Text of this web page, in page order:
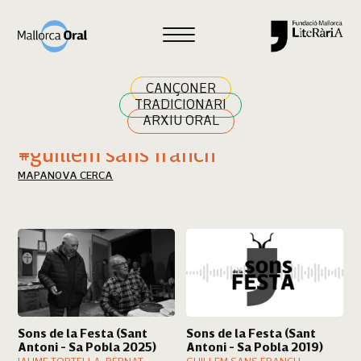
CANÇONER
TRADICIONARI
ARXIU ORAL
Cercar
Resultats cerca
#guillem sans franch
MAPA NOVA CERCA
Sons de la Festa (Sant
Antoni - Sa Pobla 2025)
Sons de la Festa (Sant
Antoni - Sa Pobla 2019)